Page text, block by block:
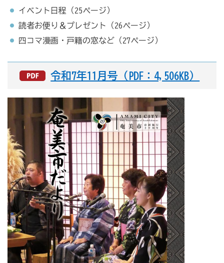
イベント日程（25ページ）
読者お便り＆プレゼント（26ページ）
四コマ漫画・戸籍の窓など（27ページ）
令和7年11月号（PDF：4,506KB）